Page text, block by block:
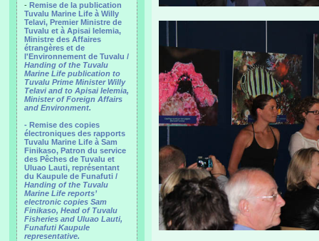
- Remise de la publication
Tuvalu Marine Life à Willy
Telavi, Premier Ministre de
Tuvalu et à Apisai Ielemia,
Ministre des Affaires
étrangères et de
l'Environnement de Tuvalu /
Handing of the Tuvalu
Marine Life publication to
Tuvalu Prime Minister Willy
Telavi and to Apisai Ielemia,
Minister of Foreign Affairs
and Environment.
- Remise des copies
électroniques des rapports
Tuvalu Marine Life à Sam
Finikaso, Patron du service
des Pêches de Tuvalu et
Uluao Lauti, représentant
du Kaupule de Funafuti /
Handing of the Tuvalu
Marine Life reports’
electronic copies Sam
Finikaso, Head of Tuvalu
Fisheries and Uluao Lauti,
Funafuti Kaupule
representative.